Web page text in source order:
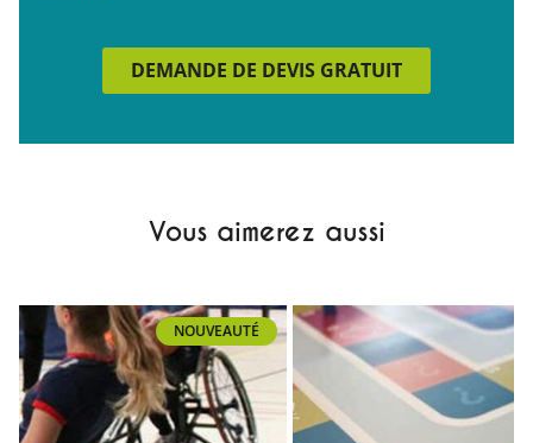
DEMANDE DE DEVIS GRATUIT
Vous aimerez aussi
NOUVEAUTÉ